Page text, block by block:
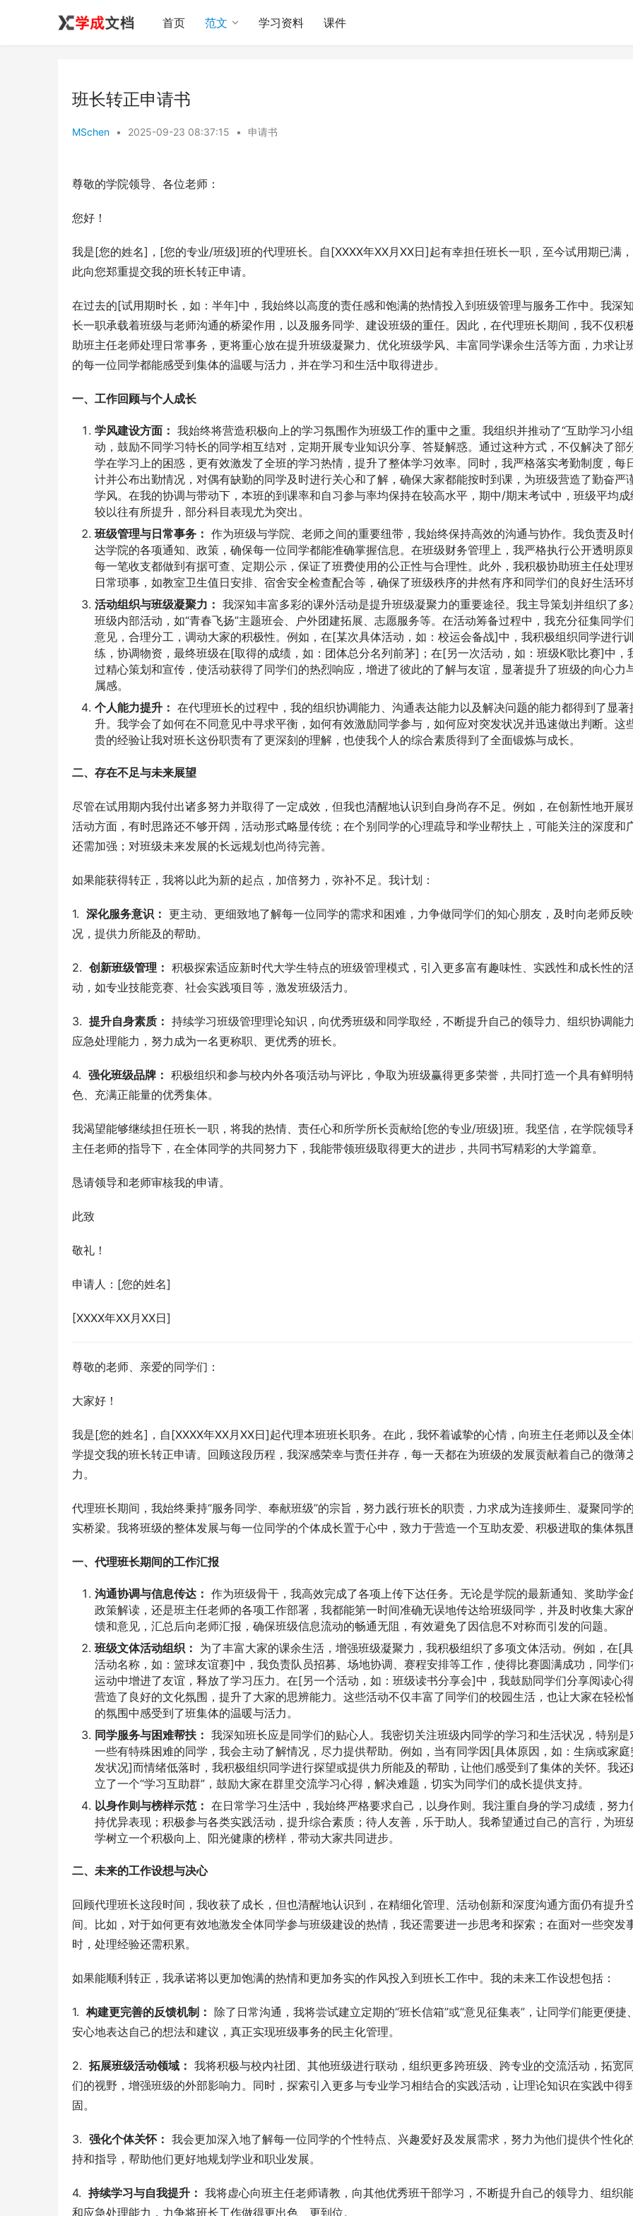
首页 范文 学习资料 课件
班长转正申请书
MSchen • 2025-09-23 08:37:15 • 申请书
尊敬的学院领导、各位老师：
您好！
我是[您的姓名]，[您的专业/班级]班的代理班长。自[XXXX年XX月XX日]起有幸担任班长一职，至今试用期已满
此向您郑重提交我的班长转正申请。
在过去的[试用期时长，如：半年]中，我始终以高度的责任感和饱满的热情投入到班级管理与服务工作中。我深
长一职承载着班级与老师沟通的桥梁作用，以及服务同学、建设班级的重任。因此，在代理班长期间，我不仅积
助班主任老师处理日常事务，更将重心放在提升班级凝聚力、优化班级学风、丰富同学课余生活等方面，力求让
的每一位同学都能感受到集体的温暖与活力，并在学习和生活中取得进步。
一、工作回顾与个人成长
学风建设方面： 我始终将营造积极向上的学习氛围作为班级工作的重中之重。我组织并推动了“互助学习小
动，鼓励不同学习特长的同学相互结对，定期开展专业知识分享、答疑解惑。通过这种方式，不仅解决了部
学在学习上的困惑，更有效激发了全班的学习热情，提升了整体学习效率。同时，我严格落实考勤制度，每
计并公布出勤情况，对偶有缺勤的同学及时进行关心和了解，确保大家都能按时到课，为班级营造了勤奋严
学风。在我的协调与带动下，本班的到课率和自习参与率均保持在较高水平，期中/期末考试中，班级平均成
较以往有所提升，部分科目表现尤为突出。
班级管理与日常事务： 作为班级与学院、老师之间的重要纽带，我始终保持高效的沟通与协作。我负责及时
达学院的各项通知、政策，确保每一位同学都能准确掌握信息。在班级财务管理上，我严格执行公开透明原
每一笔收支都做到有据可查、定期公示，保证了班费使用的公正性与合理性。此外，我积极协助班主任处理
日常琐事，如教室卫生值日安排、宿舍安全检查配合等，确保了班级秩序的井然有序和同学们的良好生活环境
活动组织与班级凝聚力： 我深知丰富多彩的课外活动是提升班级凝聚力的重要途径。我主导策划并组织了多
班级内部活动，如“青春飞扬”主题班会、户外团建拓展、志愿服务等。在活动筹备过程中，我充分征集同学
意见，合理分工，调动大家的积极性。例如，在[某次具体活动，如：校运会备战]中，我积极组织同学进行训
练，协调物资，最终班级在[取得的成绩，如：团体总分名列前茅]；在[另一次活动，如：班级K歌比赛]中，
过精心策划和宣传，使活动获得了同学们的热烈响应，增进了彼此的了解与友谊，显著提升了班级的向心力
属感。
个人能力提升： 在代理班长的过程中，我的组织协调能力、沟通表达能力以及解决问题的能力都得到了显著
升。我学会了如何在不同意见中寻求平衡，如何有效激励同学参与，如何应对突发状况并迅速做出判断。这
贵的经验让我对班长这份职责有了更深刻的理解，也使我个人的综合素质得到了全面锻炼与成长。
二、存在不足与未来展望
尽管在试用期内我付出诸多努力并取得了一定成效，但我也清醒地认识到自身尚存不足。例如，在创新性地开展
活动方面，有时思路还不够开阔，活动形式略显传统；在个别同学的心理疏导和学业帮扶上，可能关注的深度和
还需加强；对班级未来发展的长远规划也尚待完善。
如果能获得转正，我将以此为新的起点，加倍努力，弥补不足。我计划：
1. 深化服务意识： 更主动、更细致地了解每一位同学的需求和困难，力争做同学们的知心朋友，及时向老师反
况，提供力所能及的帮助。
2. 创新班级管理： 积极探索适应新时代大学生特点的班级管理模式，引入更多富有趣味性、实践性和成长性的
动，如专业技能竞赛、社会实践项目等，激发班级活力。
3. 提升自身素质： 持续学习班级管理理论知识，向优秀班级和同学取经，不断提升自己的领导力、组织协调能
应急处理能力，努力成为一名更称职、更优秀的班长。
4. 强化班级品牌： 积极组织和参与校内外各项活动与评比，争取为班级赢得更多荣誉，共同打造一个具有鲜明
色、充满正能量的优秀集体。
我渴望能够继续担任班长一职，将我的热情、责任心和所学所长贡献给[您的专业/班级]班。我坚信，在学院领导
主任老师的指导下，在全体同学的共同努力下，我能带领班级取得更大的进步，共同书写精彩的大学篇章。
恳请领导和老师审核我的申请。
此致
敬礼！
申请人：[您的姓名]
[XXXX年XX月XX日]
尊敬的老师、亲爱的同学们：
大家好！
我是[您的姓名]，自[XXXX年XX月XX日]起代理本班班长职务。在此，我怀着诚挚的心情，向班主任老师以及全
学提交我的班长转正申请。回顾这段历程，我深感荣幸与责任并存，每一天都在为班级的发展贡献着自己的微薄
力。
代理班长期间，我始终秉持“服务同学、奉献班级”的宗旨，努力践行班长的职责，力求成为连接师生、凝聚同学
实桥梁。我将班级的整体发展与每一位同学的个体成长置于心中，致力于营造一个互助友爱、积极进取的集体氛围
一、代理班长期间的工作汇报
沟通协调与信息传达： 作为班级骨干，我高效完成了各项上传下达任务。无论是学院的最新通知、奖助学金
政策解读，还是班主任老师的各项工作部署，我都能第一时间准确无误地传达给班级同学，并及时收集大家
馈和意见，汇总后向老师汇报，确保班级信息流动的畅通无阻，有效避免了因信息不对称而引发的问题。
班级文体活动组织： 为了丰富大家的课余生活，增强班级凝聚力，我积极组织了多项文体活动。例如，在[
活动名称，如：篮球友谊赛]中，我负责队员招募、场地协调、赛程安排等工作，使得比赛圆满成功，同学们
运动中增进了友谊，释放了学习压力。在[另一个活动，如：班级读书分享会]中，我鼓励同学们分享阅读心得
营造了良好的文化氛围，提升了大家的思辨能力。这些活动不仅丰富了同学们的校园生活，也让大家在轻松
的氛围中感受到了班集体的温暖与活力。
同学服务与困难帮扶： 我深知班长应是同学们的贴心人。我密切关注班级内同学的学习和生活状况，特别是
一些有特殊困难的同学，我会主动了解情况，尽力提供帮助。例如，当有同学因[具体原因，如：生病或家庭
发状况]而情绪低落时，我积极组织同学进行探望或提供力所能及的帮助，让他们感受到了集体的关怀。我还
立了一个“学习互助群”，鼓励大家在群里交流学习心得，解决难题，切实为同学们的成长提供支持。
以身作则与榜样示范： 在日常学习生活中，我始终严格要求自己，以身作则。我注重自身的学习成绩，努力
持优异表现；积极参与各类实践活动，提升综合素质；待人友善，乐于助人。我希望通过自己的言行，为班
学树立一个积极向上、阳光健康的榜样，带动大家共同进步。
二、未来的工作设想与决心
回顾代理班长这段时间，我收获了成长，但也清醒地认识到，在精细化管理、活动创新和深度沟通方面仍有提升
间。比如，对于如何更有效地激发全体同学参与班级建设的热情，我还需要进一步思考和探索；在面对一些突发
时，处理经验还需积累。
如果能顺利转正，我承诺将以更加饱满的热情和更加务实的作风投入到班长工作中。我的未来工作设想包括：
1. 构建更完善的反馈机制： 除了日常沟通，我将尝试建立定期的“班长信箱”或“意见征集表”，让同学们能更便捷
安心地表达自己的想法和建议，真正实现班级事务的民主化管理。
2. 拓展班级活动领域： 我将积极与校内社团、其他班级进行联动，组织更多跨班级、跨专业的交流活动，拓宽
们的视野，增强班级的外部影响力。同时，探索引入更多与专业学习相结合的实践活动，让理论知识在实践中得
固。
3. 强化个体关怀： 我会更加深入地了解每一位同学的个性特点、兴趣爱好及发展需求，努力为他们提供个性化
持和指导，帮助他们更好地规划学业和职业发展。
4. 持续学习与自我提升： 我将虚心向班主任老师请教，向其他优秀班干部学习，不断提升自己的领导力、组织
和应急处理能力，力争将班长工作做得更出色、更到位。